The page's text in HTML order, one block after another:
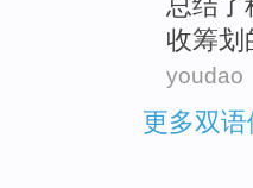
收筹划
youdao
更多双语